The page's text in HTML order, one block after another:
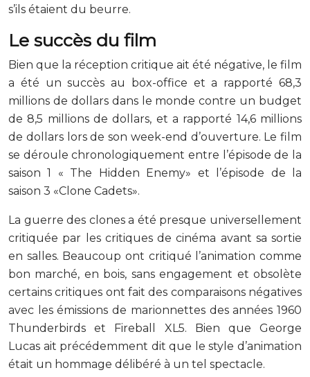
s’ils étaient du beurre.
Le succès du film
Bien que la réception critique ait été négative, le film
a été un succès au box-office et a rapporté 68,3
millions de dollars dans le monde contre un budget
de 8,5 millions de dollars, et a rapporté 14,6 millions
de dollars lors de son week-end d’ouverture. Le film
se déroule chronologiquement entre l’épisode de la
saison 1 « The Hidden Enemy» et l’épisode de la
saison 3 «Clone Cadets».
La guerre des clones a été presque universellement
critiquée par les critiques de cinéma avant sa sortie
en salles. Beaucoup ont critiqué l’animation comme
bon marché, en bois, sans engagement et obsolète
certains critiques ont fait des comparaisons négatives
avec les émissions de marionnettes des années 1960
Thunderbirds et Fireball XL5. Bien que George
Lucas ait précédemment dit que le style d’animation
était un hommage délibéré à un tel spectacle.